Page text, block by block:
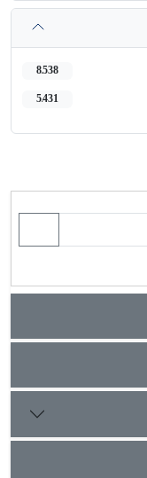
8,538
5,431